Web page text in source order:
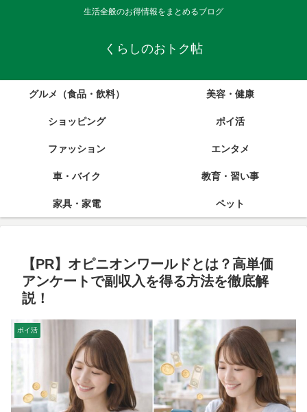
生活全般のお得情報をまとめるブログ
くらしのおトク帖
グルメ（食品・飲料） 美容・健康
ショッピング ポイ活
ファッション エンタメ
車・バイク 教育・習い事
家具・家電 ペット
【PR】オピニオンワールドとは？高単価
アンケートで副収入を得る方法を徹底解
説！
ポイ活